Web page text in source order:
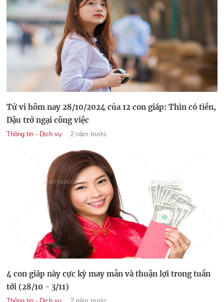
Tử vi hôm nay 28/10/2024 của 12 con giáp: Thìn có tiền,
Dậu trở ngại công việc
Thông tin - Dịch vụ 2 năm trước
4 con giáp này cực kỳ may mắn và thuận lợi trong tuần
tới (28/10 - 3/11)